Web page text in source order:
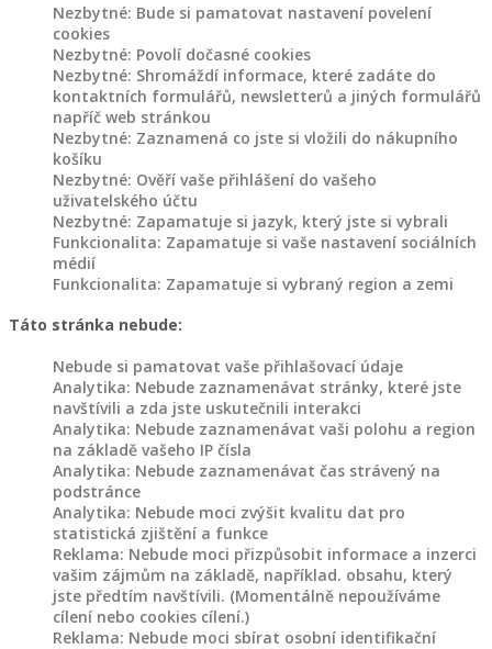
Nezbytné: Bude si pamatovat nastavení povelení
cookies
Nezbytné: Povolí dočasné cookies
Nezbytné: Shromáždí informace, které zadáte do
kontaktních formulářů, newsletterů a jiných formulářů
napříč web stránkou
Nezbytné: Zaznamená co jste si vložili do nákupního
košíku
Nezbytné: Ověří vaše přihlášení do vašeho
uživatelského účtu
Nezbytné: Zapamatuje si jazyk, který jste si vybrali
Funkcionalita: Zapamatuje si vaše nastavení sociálních
médií
Funkcionalita: Zapamatuje si vybraný region a zemi
Táto stránka nebude:
Nebude si pamatovat vaše přihlašovací údaje
Analytika: Nebude zaznamenávat stránky, které jste
navštívili a zda jste uskutečnili interakci
Analytika: Nebude zaznamenávat vaši polohu a region
na základě vašeho IP čísla
Analytika: Nebude zaznamenávat čas strávený na
podstránce
Analytika: Nebude moci zvýšit kvalitu dat pro
statistická zjištění a funkce
Reklama: Nebude moci přizpůsobit informace a inzerci
vašim zájmům na základě, například. obsahu, který
jste předtím navštívili. (Momentálně nepoužíváme
cílení nebo cookies cílení.)
Reklama: Nebude moci sbírat osobní identifikační